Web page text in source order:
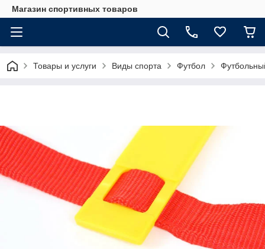
Магазин спортивных товаров
Товары и услуги Виды спорта Футбол